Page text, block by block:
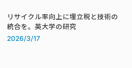
リサイクル率向上に埋立税と技術の
統合を。英大学の研究
2026/3/17